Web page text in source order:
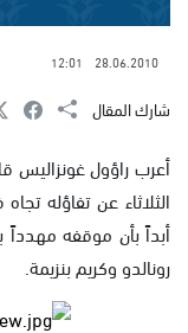
28.06.2010
12:01
شارك المقال
أعرب راؤول غونزاليس
الثلاثاء عن تفاؤله
أبداً بأن موقفه مهدداً
رونالدو وكريم بنزيمة.